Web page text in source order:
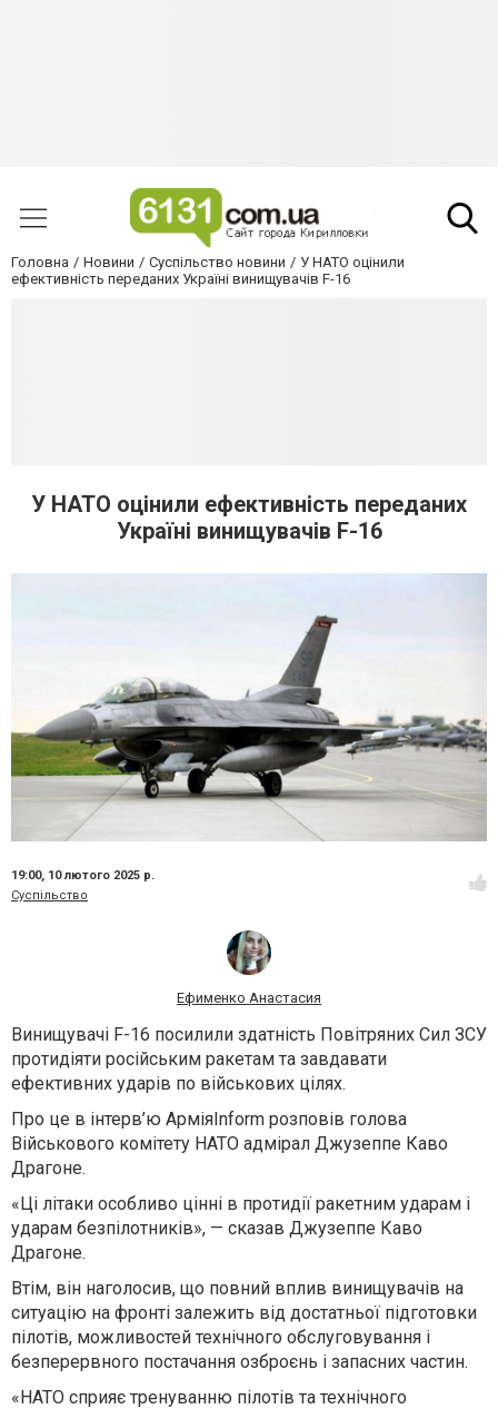
Головна Новини Суспільство новини
У НАТО оцінили
ефективність переданих Україні винищувачів F-16
У НАТО оцінили ефективність переданих
Україні винищувачів F-16
19:00, 10 лютого 2025 р.
Суспільство
Ефименко Анастасия
Винищувачі F-16 посилили здатність Повітряних Сил ЗСУ
протидіяти російським ракетам та завдавати
ефективних ударів по військових цілях.
Про це в інтерв’ю АрміяInform розповів голова
Військового комітету НАТО адмірал Джузеппе Каво
Драгоне.
«Ці літаки особливо цінні в протидії ракетним ударам і
ударам безпілотників», — сказав Джузеппе Каво
Драгоне.
Втім, він наголосив, що повний вплив винищувачів на
ситуацію на фронті залежить від достатньої підготовки
пілотів, можливостей технічного обслуговування і
безперервного постачання озброєнь і запасних частин.
«НАТО сприяє тренуванню пілотів та технічного